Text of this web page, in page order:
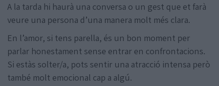
A la tarda hi haurà una conversa o un gest que et farà
veure una persona d’una manera molt més clara.
En l’amor, si tens parella, és un bon moment per
parlar honestament sense entrar en confrontacions.
Si estàs solter/a, pots sentir una atracció intensa però
també molt emocional cap a algú.